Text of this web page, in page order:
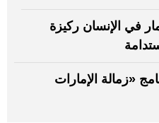
في الإنسان ركيزة
برنامج «زمالة الإمارات